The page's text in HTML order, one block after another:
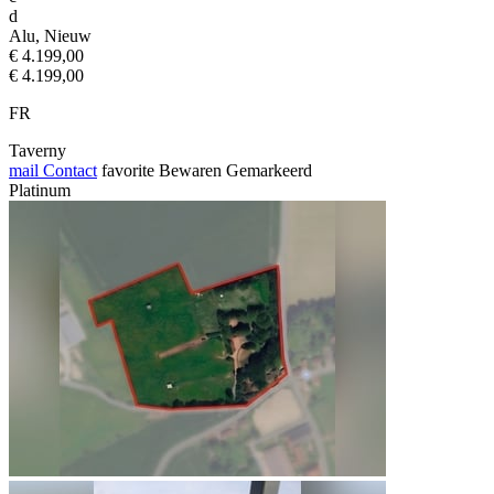
d
Alu, Nieuw
€ 4.199,00
€ 4.199,00
FR
Taverny
mail Contact favorite Bewaren Gemarkeerd
Platinum